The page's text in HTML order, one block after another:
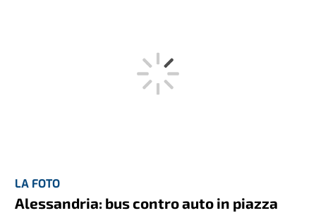
LA FOTO
Alessandria: bus contro auto in piazza